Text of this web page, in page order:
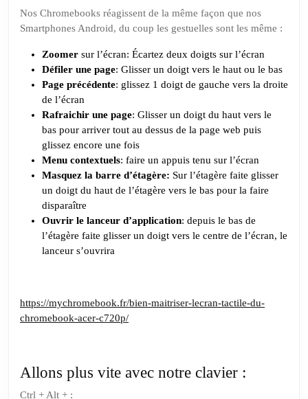
Nos Chromebooks réagissent de la même façon que nos
Smartphones Android, du coup les gestuelles sont les même :
Zoomer sur l’écran: Écartez deux doigts sur l’écran
Défiler une page: Glisser un doigt vers le haut ou le bas
Page précédente: glissez 1 doigt de gauche vers la droite
de l’écran
Rafraichir une page: Glisser un doigt du haut vers le
bas pour arriver tout au dessus de la page web puis
glissez encore une fois
Menu contextuels: faire un appuis tenu sur l’écran
Masquez la barre d’étagère: Sur l’étagère faite glisser
un doigt du haut de l’étagère vers le bas pour la faire
disparaître
Ouvrir le lanceur d’application: depuis le bas de
l’étagère faite glisser un doigt vers le centre de l’écran, le
lanceur s’ouvrira
https://mychromebook.fr/bien-maitriser-lecran-tactile-du-
chromebook-acer-c720p/
Allons plus vite avec notre clavier :
Ctrl + Alt + :